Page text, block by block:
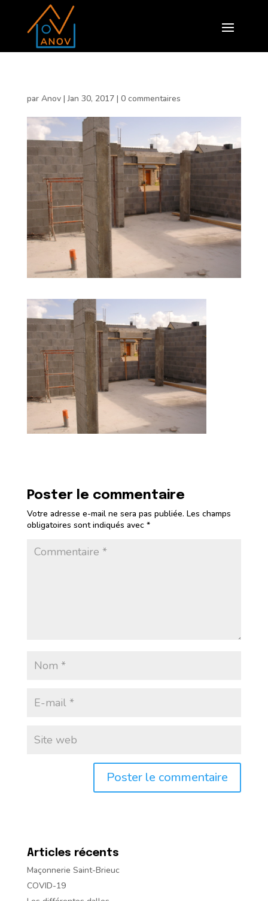
par Anov|Jan 30, 2017| 0 commentaires
Poster le commentaire
Votre adresse e-mail ne sera pas publiée. Les champs
obligatoires sont indiqués avec *
Articles récents
Maçonnerie Saint-Brieuc
COVID-19